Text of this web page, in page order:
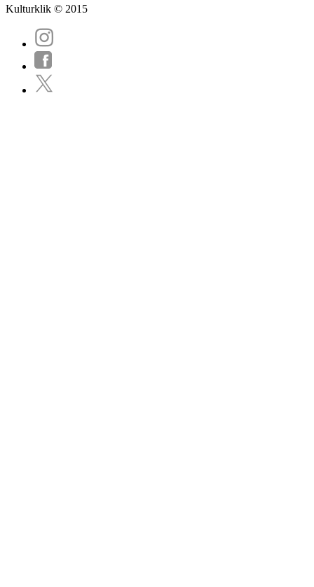
Kulturklik © 2015